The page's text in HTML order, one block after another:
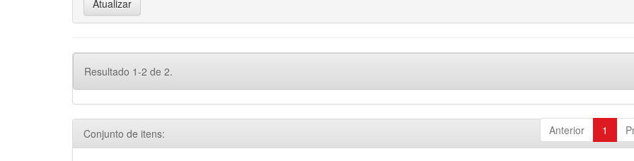
Resultado 1-2 de 2.
Anterior 1
Conjunto de itens: